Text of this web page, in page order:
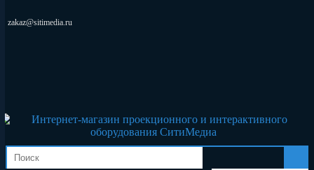
zakaz@sitimedia.ru